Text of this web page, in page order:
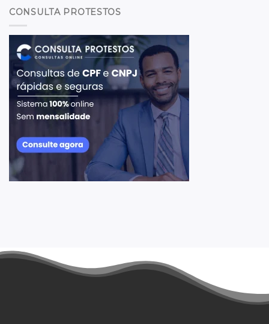
CONSULTA PROTESTOS